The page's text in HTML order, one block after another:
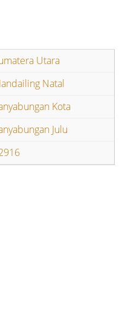
Utara
Natal
Kota
Julu